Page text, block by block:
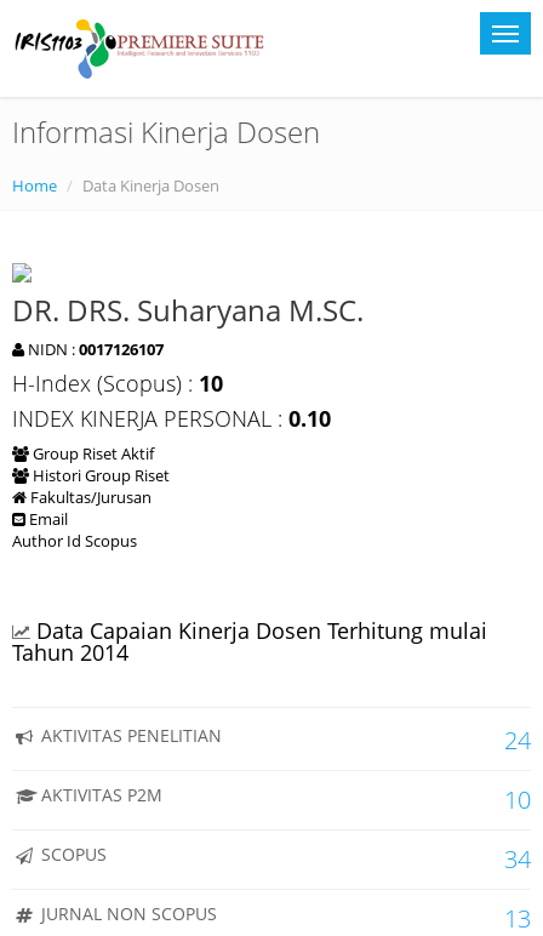
Informasi Kinerja Dosen
Home Data Kinerja Dosen
DR. DRS. Suharyana M.SC.
NIDN :0017126107
H-Index (Scopus) : 10
INDEX KINERJA PERSONAL : 0.10
Group Riset Aktif
Histori Group Riset
Fakultas/Jurusan
Email
Author Id Scopus
Data Capaian Kinerja Dosen Terhitung mulai
Tahun 2014
AKTIVITAS PENELITIAN 24
AKTIVITAS P2M 10
SCOPUS 34
JURNAL NON SCOPUS 13